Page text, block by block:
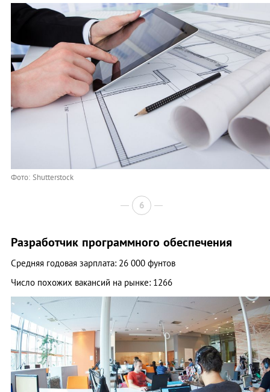
Фото: Shutterstock
6
Разработчик программного обеспечения
Средняя годовая зарплата: 26 000 фунтов
Число похожих вакансий на рынке: 1266